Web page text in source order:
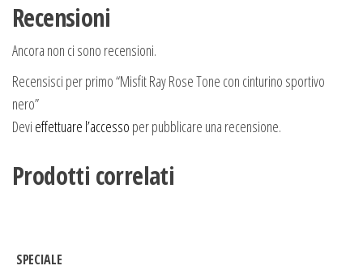
Recensioni
Ancora non ci sono recensioni.
Recensisci per primo “Misfit Ray Rose Tone con cinturino sportivo
nero”
Devi effettuare l’accesso per pubblicare una recensione.
Prodotti correlati
SPECIALE